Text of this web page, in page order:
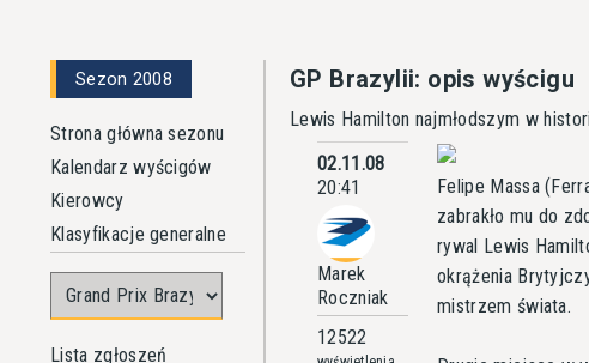
Sezon 2008
Strona główna sezonu
Kalendarz wyścigów
Kierowcy
Klasyfikacje generalne
Lista zgłoszeń
GP Brazylii: opis wyścigu
Lewis Hamilton najmłodszym w
02.11.08
20:41
Marek
Roczniak
12522
Felipe Massa
zabrakło mu do
rywal Lewis
okrążenia
mistrzem świata.